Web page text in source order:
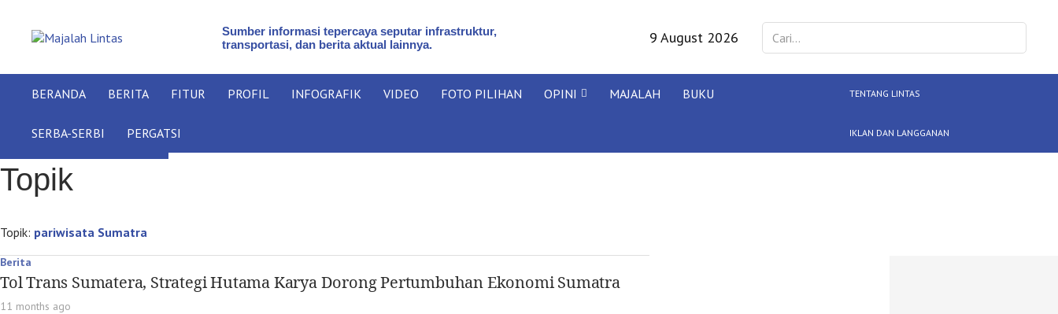
Sumber informasi tepercaya seputar infrastruktur,
transportasi, dan berita aktual lainnya.
9 August 2026
BERANDA BERITA FITUR PROFIL INFOGRAFIK VIDEO FOTO PILIHAN OPINI MAJALAH BUKU
SERBA-SERBI PERGATSI
TENTANG LINTAS
IKLAN DAN LANGGANAN
Topik
Topik: pariwisata Sumatra
Berita
Tol Trans Sumatera, Strategi Hutama Karya Dorong Pertumbuhan Ekonomi Sumatra
11 months ago